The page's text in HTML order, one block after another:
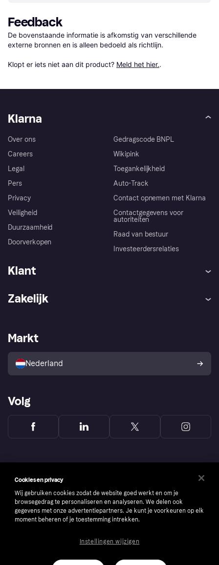
Feedback
De bovenstaande informatie is afkomstig van verschillende
externe bronnen en is alleen bedoeld als richtlijn.
Klopt er iets niet aan dit product? Meld het hier..
Klarna
Over ons
Careers
Legal
Pers
Privacy
Veiligheid
Duurzaamheid
Doorverkopen
Gedragscode BNPL
Wikipink
Toegankelijkheid
Auto-Track
Contact opnemen met Klarna
Contactgegevens voor
autoriteiten
Raad van bestuur
Investeerdersrelaties
Klant
Winkeloverzicht
Kopersbescherming voor
consumenten
Zakelijk
Zakelijke login
Markt
Nederland
Volg
number: 556737-0431
Cookies en privacy
Wij gebruiken cookies zodat de website goed werkt en om je
browsegedrag te personaliseren en analyseren. We delen ook
gegevens met onze advertentiepartners. Je kunt je voorkeuren op elk
moment beheren of je toestemming intrekken.
Instellingen wijzigen